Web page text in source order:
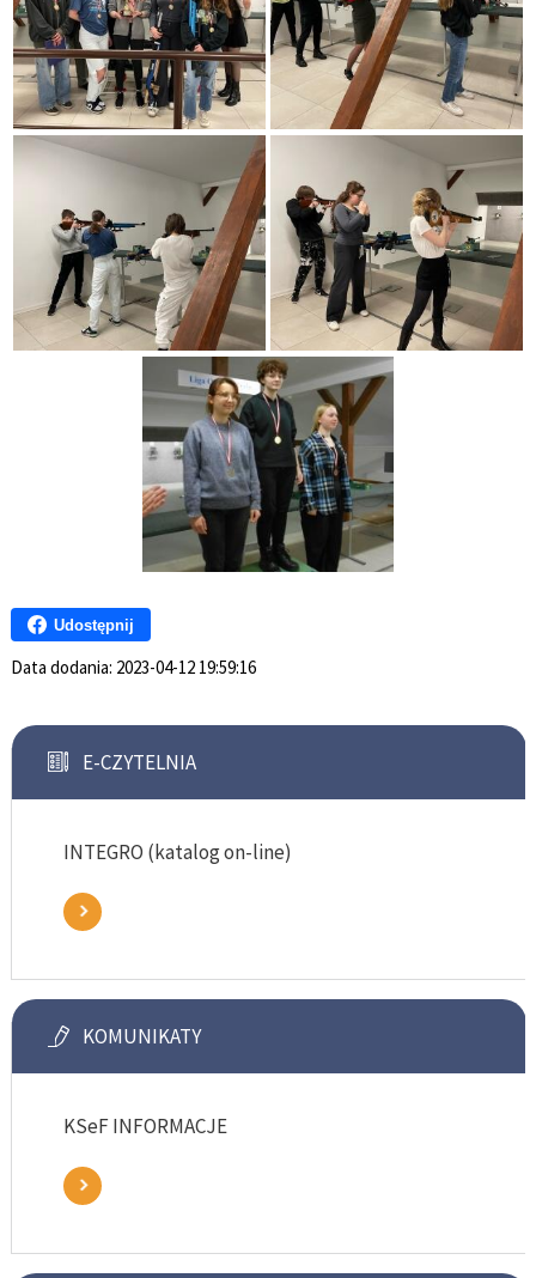
Udostępnij
Data dodania: 2023-04-12 19:59:16
E-CZYTELNIA
INTEGRO (katalog on-line)
KOMUNIKATY
KSeF INFORMACJE